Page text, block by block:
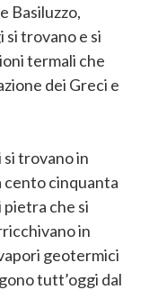
Basiluzzo,
si trovano e si
termali che
dei Greci e
si trovano in
cento cinquanta
pietra che si
in
geotermici
tutt’oggi dal